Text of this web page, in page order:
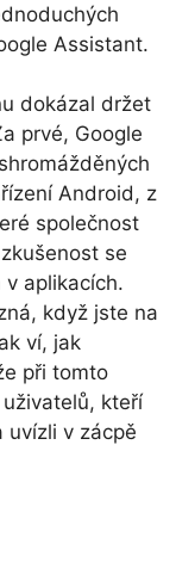
Assistant.
dokázal držet
prvé, Google
Android, z
společnost
se
aplikacích.
když jste na
ví, jak
při tomto
kteří
uvízli v zácpě